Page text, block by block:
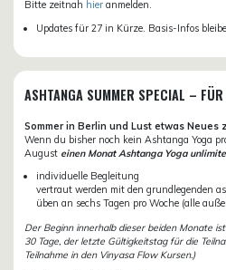
Bitte zeitnah hier anmelden.
Updates für 27 in Kürze. Basis-Infos
ASHTANGA SUMMER SPECIAL –
Sommer in Berlin und Lust etwas Neues
Wenn du bisher noch kein Ashtanga Yoga
August einen Monat Ashtanga Yoga
individuelle Begleitung
vertraut werden mit den grundlegenden
üben an sechs Tagen pro Woche (alle
Der Beginn innerhalb dieser beiden Monate
30 Tage, der letzte Gültigkeitstag für die
Teilnahme in den Vinyasa Flow Kursen.)